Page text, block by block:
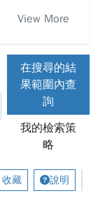
View More
在搜尋的結
果範圍內查
詢
我的檢索策
略
收藏 說明